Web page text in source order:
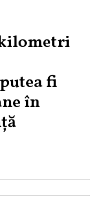
fi
în